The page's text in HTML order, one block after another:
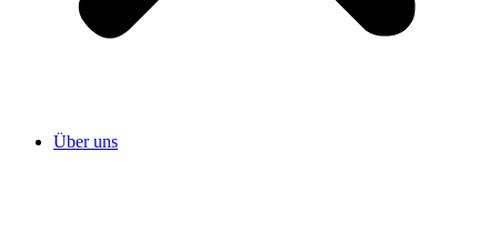
Über uns